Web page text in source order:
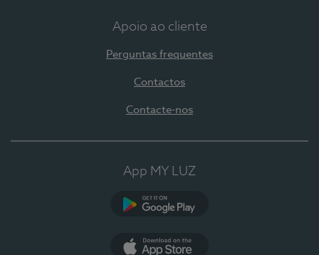
Apoio ao cliente
Perguntas frequentes
Contactos
Contacte-nos
App MY LUZ